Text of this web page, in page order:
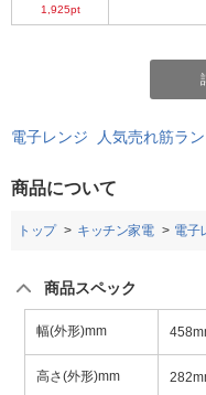
1,925pt
電子レンジ 人気売れ筋ラ
商品について
トップ キッチン家電 電子
商品スペック
幅(外形)mm
高さ(外形)mm